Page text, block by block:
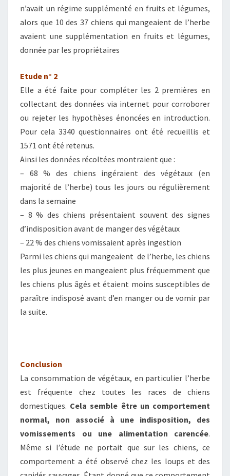
n’avait un régime supplémenté en fruits et légumes,
alors que 10 des 37 chiens qui mangeaient de l’herbe
avaient une supplémentation en fruits et légumes,
donnée par les propriétaires
Etude n° 2
Elle a été faite pour compléter les 2 premières en
collectant des données via internet pour corroborer
ou rejeter les hypothèses énoncées en introduction.
Pour cela 3340 questionnaires ont été recueillis et
1571 ont été retenus.
Ainsi les données récoltées montraient que :
– 68 % des chiens ingéraient des végétaux (en
majorité de l’herbe) tous les jours ou régulièrement
dans la semaine
– 8 % des chiens présentaient souvent des signes
d’indisposition avant de manger des végétaux
– 22 % des chiens vomissaient après ingestion
Parmi les chiens qui mangeaient de l’herbe, les chiens
les plus jeunes en mangeaient plus fréquemment que
les chiens plus âgés et étaient moins susceptibles de
paraître indisposé avant d’en manger ou de vomir par
la suite.
Conclusion
La consommation de végétaux, en particulier l’herbe
est fréquente chez toutes les races de chiens
domestiques. Cela semble être un comportement
normal, non associé à une indisposition, des
vomissements ou une alimentation carencée.
Même si l’étude ne portait que sur les chiens, ce
comportement a été observé chez les loups et des